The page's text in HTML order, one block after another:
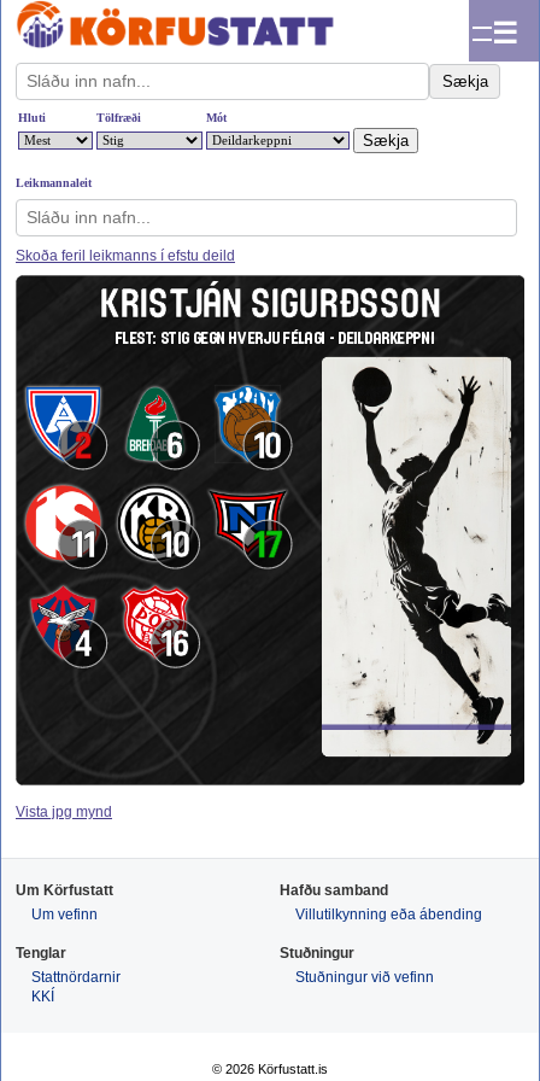
☰
Sækja
Hluti Tölfræði Mót
Leikmannaleit
Skoða feril leikmanns í efstu deild
KRISTJÁN SIGURÐSSON
FLEST: STIG GEGN HVERJU FÉLAGI - DEILDARKEPPNI
2 6 10
11 10 17
4 16
Vista jpg mynd
Um Körfustatt
Um vefinn
Hafðu samband
Villutilkynning eða ábending
Tenglar
Stattnördarnir
KKÍ
Stuðningur
Stuðningur við vefinn
© 2026 Körfustatt.is